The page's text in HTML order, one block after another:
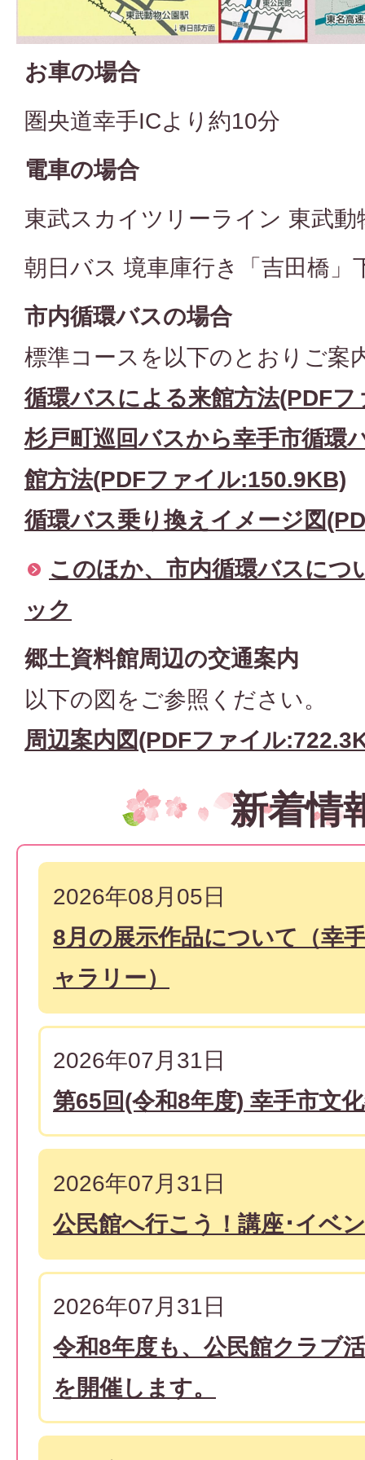
お車の場合
圏央道幸手ICより約10分
電車の場合
東武スカイツリーライン 東武動
朝日バス 境車庫行き「吉田橋」
市内循環バスの場合
標準コースを以下のとおりご案
循環バスによる来館方法(PDF
杉戸町巡回バスから幸手市循環
館方法(PDFファイル:150.9KB)
循環バス乗り換えイメージ図
このほか、市内循環バスにつ
ック
郷土資料館周辺の交通案内
以下の図をご参照ください。
周辺案内図(PDFファイル
新着情
2026年08月05日
8月の展示作品について（幸
ャラリー）
2026年07月31日
第65回(令和8年度) 幸手市文
2026年07月31日
公民館へ行こう！講座･イベ
2026年07月31日
令和8年度も、公民館クラブ
を開催します。